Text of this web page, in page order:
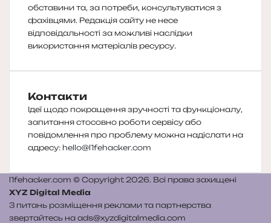
обставини та, за потреби, консультуватися з
фахівцями. Редакція сайту не несе
відповідальності за можливі наслідки
використання матеріалів ресурсу.
Контакти
Ідеї щодо покращення зручності та функціоналу,
запитання стосовно роботи сервісу або
повідомлення про проблему можна надіслати на
адресу: hello@l1fehacker.com
l1fehacker.com © Copyright 2026. Всі права захищені
XYZ Digital Media
З питань розміщення реклами та партнерства
звертайтесь на ads@xyzdigitalmedia.com